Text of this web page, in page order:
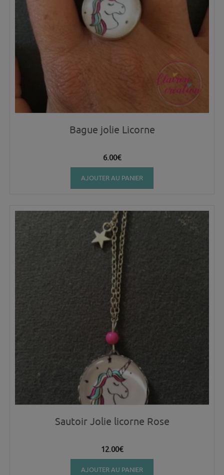
Bague jolie Licorne
6.00€
AJOUTER AU PANIER
Sautoir Jolie licorne Rose
12.00€
AJOUTER AU PANIER